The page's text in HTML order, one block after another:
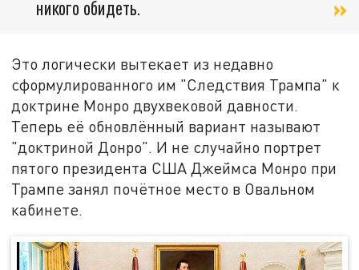
никого обидеть.
Это логически вытекает из недавно
сформулированного им "Следствия Трампа" к
доктрине Монро двухвековой давности.
Теперь её обновлённый вариант называют
"доктриной Донро". И не случайно портрет
пятого президента США Джеймса Монро при
Трампе занял почётное место в Овальном
кабинете.